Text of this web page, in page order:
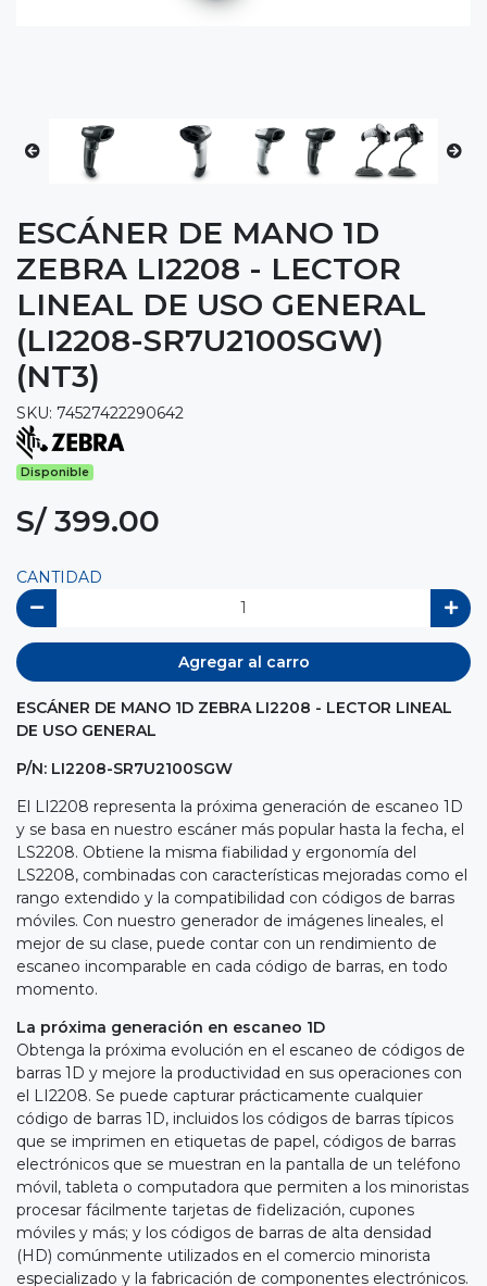
ESCÁNER DE MANO 1D
ZEBRA LI2208 - LECTOR
LINEAL DE USO GENERAL
(LI2208-SR7U2100SGW)
(NT3)
SKU: 74527422290642
Disponible
S/ 399.00
CANTIDAD
Agregar al carro
ESCÁNER DE MANO 1D ZEBRA LI2208 - LECTOR LINEAL
DE USO GENERAL
P/N: LI2208-SR7U2100SGW
El LI2208 representa la próxima generación de escaneo 1D
y se basa en nuestro escáner más popular hasta la fecha, el
LS2208. Obtiene la misma fiabilidad y ergonomía del
LS2208, combinadas con características mejoradas como el
rango extendido y la compatibilidad con códigos de barras
móviles. Con nuestro generador de imágenes lineales, el
mejor de su clase, puede contar con un rendimiento de
escaneo incomparable en cada código de barras, en todo
momento.
La próxima generación en escaneo 1D
Obtenga la próxima evolución en el escaneo de códigos de
barras 1D y mejore la productividad en sus operaciones con
el LI2208. Se puede capturar prácticamente cualquier
código de barras 1D, incluidos los códigos de barras típicos
que se imprimen en etiquetas de papel, códigos de barras
electrónicos que se muestran en la pantalla de un teléfono
móvil, tableta o computadora que permiten a los minoristas
procesar fácilmente tarjetas de fidelización, cupones
móviles y más; y los códigos de barras de alta densidad
(HD) comúnmente utilizados en el comercio minorista
especializado y la fabricación de componentes electrónicos.